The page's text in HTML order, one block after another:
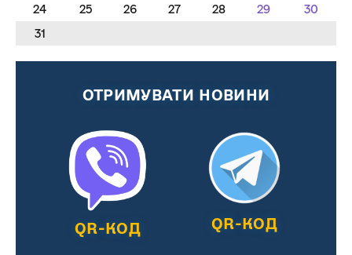
24
25 26 27 28 29
30
31
ОТРИМУВАТИ НОВИНИ
QR-КОД QR-КОД